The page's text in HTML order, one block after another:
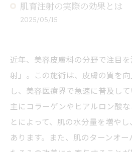
肌育注射の実際の効果とは
2025/05/15
近年、美容皮膚科の分野で注目
射」。この施術は、皮膚の質を
し、美容医療界で急速に普及して
主にコラーゲンやヒアルロン酸
とによって、肌の水分量を増や
あります。また、肌のターンオ